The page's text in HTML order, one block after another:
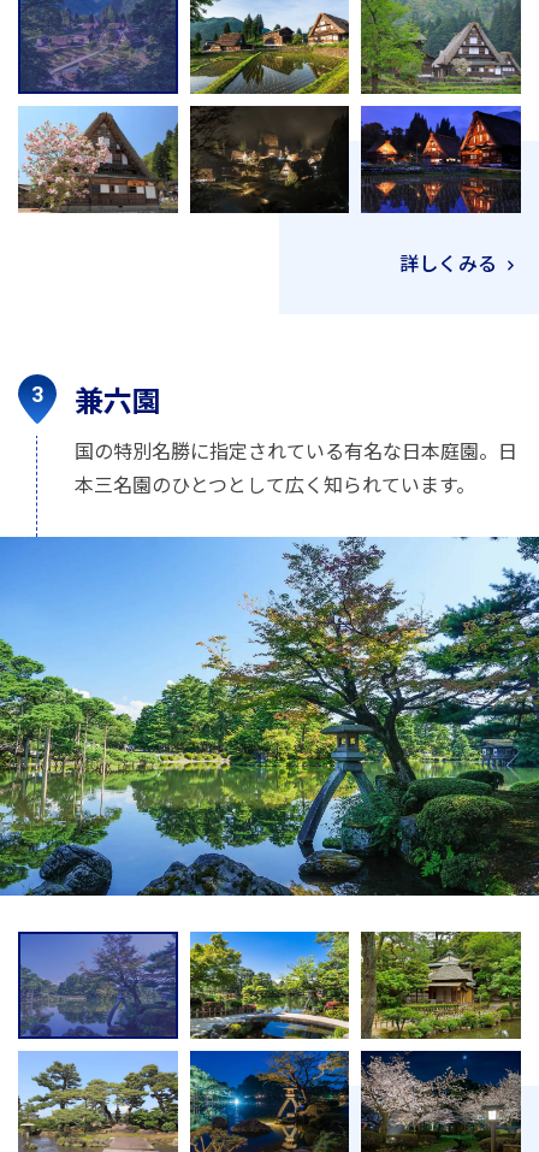
詳しくみる
兼六園
国の特別名勝に指定されている有名な日本庭園。日
本三名園のひとつとして広く知られています。